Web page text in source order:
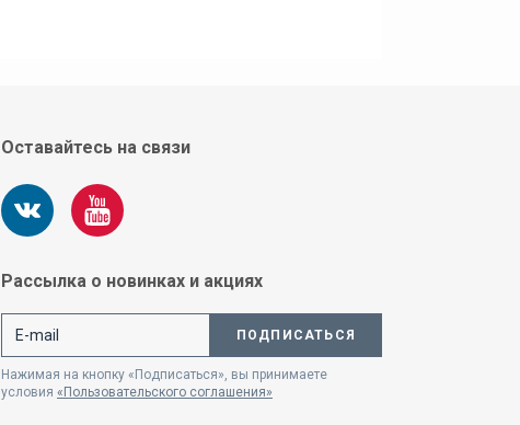
Оставайтесь на связи
Рассылка о новинках и акциях
ПОДПИСАТЬСЯ
Нажимая на кнопку «Подписаться», вы принимаете
условия «Пользовательского соглашения»